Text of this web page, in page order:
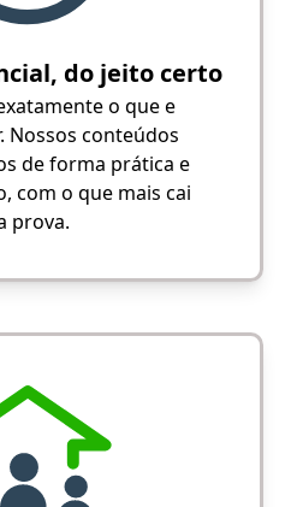
do jeito certo
o que e
Nossos conteúdos
de forma prática e
com o que mais cai
prova.